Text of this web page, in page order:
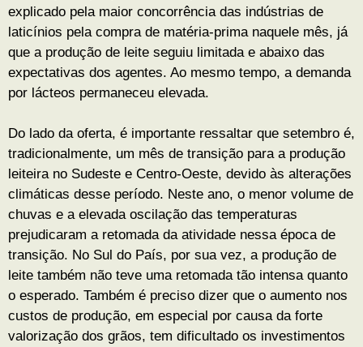
explicado pela maior concorrência das indústrias de
laticínios pela compra de matéria-prima naquele mês, já
que a produção de leite seguiu limitada e abaixo das
expectativas dos agentes. Ao mesmo tempo, a demanda
por lácteos permaneceu elevada.
Do lado da oferta, é importante ressaltar que setembro é,
tradicionalmente, um mês de transição para a produção
leiteira no Sudeste e Centro-Oeste, devido às alterações
climáticas desse período. Neste ano, o menor volume de
chuvas e a elevada oscilação das temperaturas
prejudicaram a retomada da atividade nessa época de
transição. No Sul do País, por sua vez, a produção de
leite também não teve uma retomada tão intensa quanto
o esperado. Também é preciso dizer que o aumento nos
custos de produção, em especial por causa da forte
valorização dos grãos, tem dificultado os investimentos